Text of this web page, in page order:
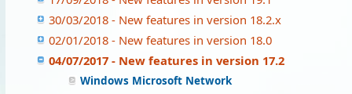
30/03/2018 - New features in version 18.2.x
02/01/2018 - New features in version 18.0
04/07/2017 - New features in version 17.2
Windows Microsoft Network